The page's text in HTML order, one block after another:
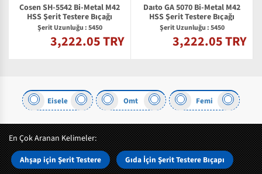
Cosen SH-5542 Bi-Metal M42
HSS Şerit Testere Bıçağı
Şerit Uzunluğu : 5450
3,222.05 TRY
Daıto GA 5070 Bi-Metal M42
HSS Şerit Testere Bıçağı
Şerit Uzunluğu : 5450
3,222.05 TRY
Eisele Omt Femi
En Çok Aranan Kelimeler:
Ahşap için Şerit Testere Gıda İçin Şerit Testere Bıçapı